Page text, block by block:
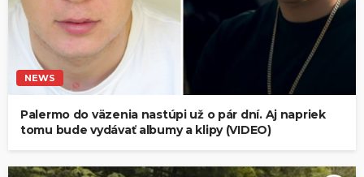
NEWS
Palermo do väzenia nastúpi už o pár dní. Aj napriek
tomu bude vydávať albumy a klipy (VIDEO)